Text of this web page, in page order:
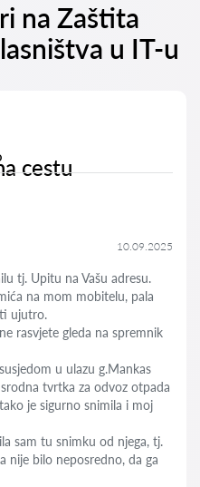
na Zaštita
u IT-u
cestu
10.09.2025
tj. Upitu na Vašu adresu.
na mom mobitelu, pala
ujutro.
rasvjete gleda na spremnik
u ulazu g.Mankas
tvrtka za odvoz otpada
je sigurno snimila i moj
sam tu snimku od njega, tj.
nije bilo neposredno, da ga